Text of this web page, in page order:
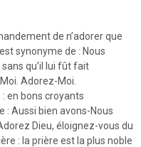
de n’adorer que
synonyme de : Nous
sans qu’il lui fût fait
Adorez-Moi.
en bons croyants
: Aussi bien avons-Nous
Dieu, éloignez-vous du
: la prière est la plus noble